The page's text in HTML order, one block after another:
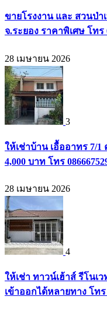
ขายโรงงาน และ สวนป่า
จ.ระยอง ราคาพิเศษ โทร
28 เมษายน 2026
3
ให้เช่าบ้าน เอื้ออาทร 7/
4,000 บาท โทร
28 เมษายน 2026
4
ให้เช่า ทาวน์เฮ้าส์ รีโนเ
เข้าออกได้หลายทาง โทร